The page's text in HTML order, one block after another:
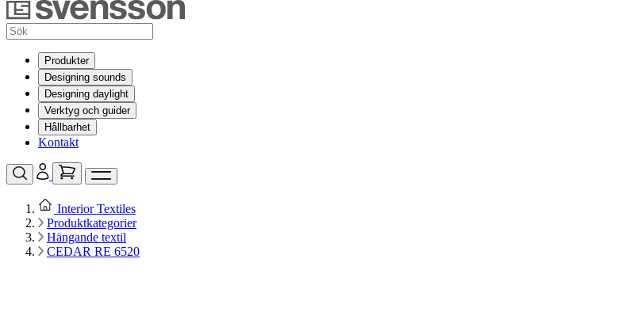
Produkter
Designing sounds
Designing daylight
Verktyg och guider
Hållbarhet
Kontakt
Interior Textiles
Produktkategorier
Hängande textil
CEDAR RE 6520